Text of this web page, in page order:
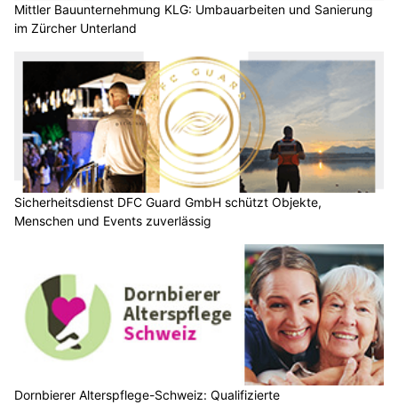
Mittler Bauunternehmung KLG: Umbauarbeiten und Sanierung
im Zürcher Unterland
Sicherheitsdienst DFC Guard GmbH schützt Objekte,
Menschen und Events zuverlässig
Dornbierer Alterspflege-Schweiz: Qualifizierte